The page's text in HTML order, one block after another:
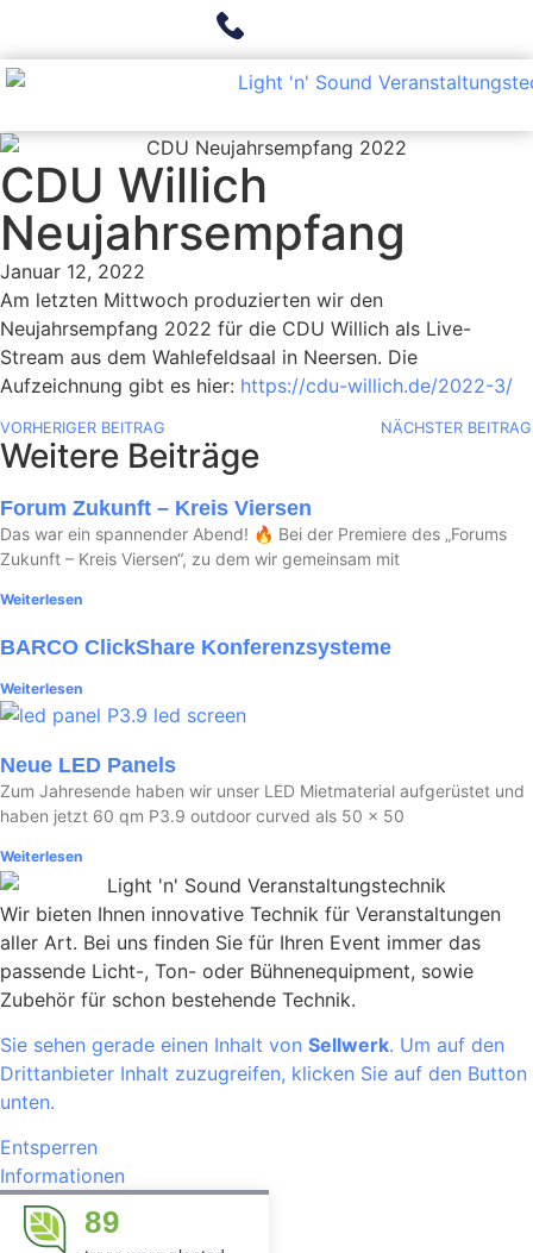
CDU Willich
Neujahrsempfang
Januar 12, 2022
Am letzten Mittwoch produzierten wir den
Neujahrsempfang 2022 für die CDU Willich als Live-
Stream aus dem Wahlefeldsaal in Neersen. Die
Aufzeichnung gibt es hier: https://cdu-willich.de/2022-3/
VORHERIGER BEITRAG NÄCHSTER BEITRAG
Weitere Beiträge
Forum Zukunft – Kreis Viersen
Das war ein spannender Abend! 🔥 Bei der Premiere des „Forums
Zukunft – Kreis Viersen“, zu dem wir gemeinsam mit
Weiterlesen
BARCO ClickShare Konferenzsysteme
Weiterlesen
Neue LED Panels
Zum Jahresende haben wir unser LED Mietmaterial aufgerüstet und
haben jetzt 60 qm P3.9 outdoor curved als 50 x 50
Weiterlesen
Wir bieten Ihnen innovative Technik für Veranstaltungen
aller Art. Bei uns finden Sie für Ihren Event immer das
passende Licht-, Ton- oder Bühnenequipment, sowie
Zubehör für schon bestehende Technik.
Sie sehen gerade einen Inhalt von Sellwerk. Um auf den
Drittanbieter Inhalt zuzugreifen, klicken Sie auf den Button
unten.
Entsperren
Informationen
89